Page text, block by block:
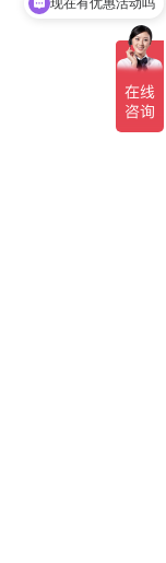
可以介绍下你们的产品么